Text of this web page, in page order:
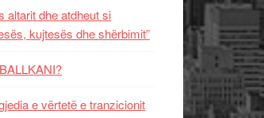
altarit dhe atdheut si
kujtesës dhe shërbimit”
e vërtetë e tranzicionit